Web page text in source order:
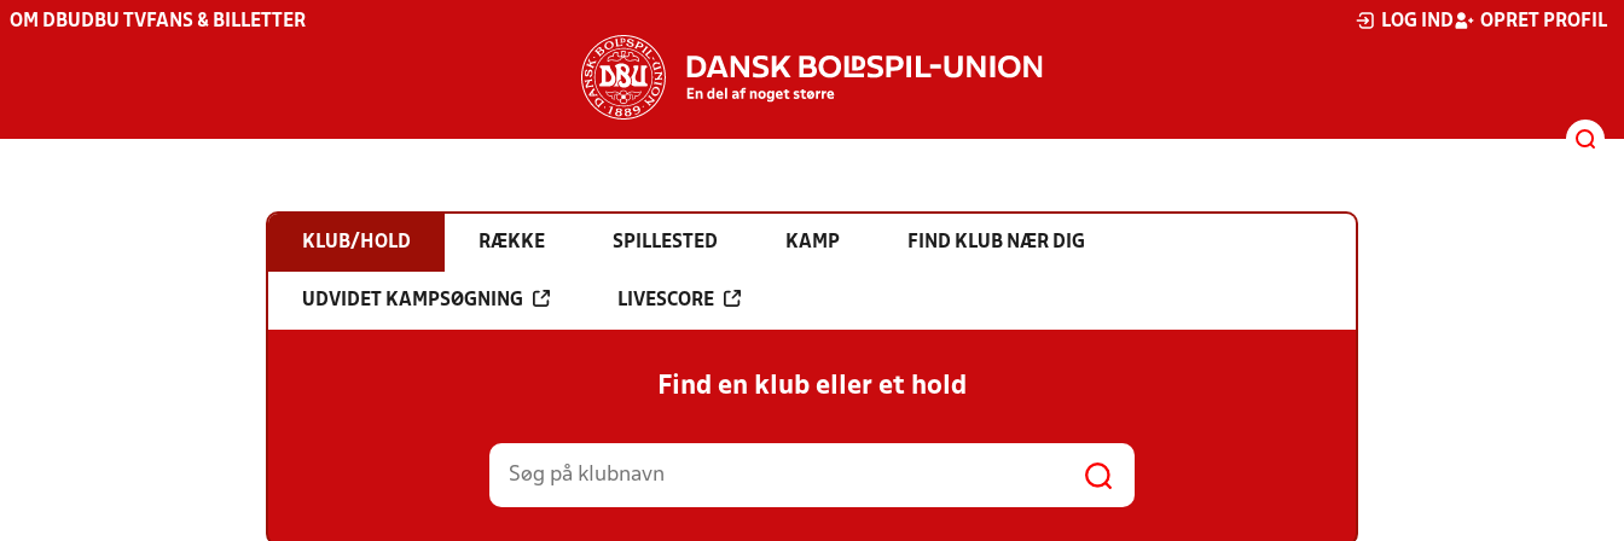
OM DBU DBU TV FANS & BILLETTER LOG IND OPRET PROFIL
KLUB/HOLD RÆKKE SPILLESTED KAMP FIND KLUB NÆR DIG
UDVIDET KAMPSØGNING LIVESCORE
Find en klub eller et hold